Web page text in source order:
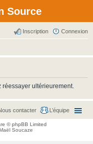
Source
Connexion
Inscription
réessayer ultérieurement.
L’équipe
contacter
© phpBB Limited
Soucaze